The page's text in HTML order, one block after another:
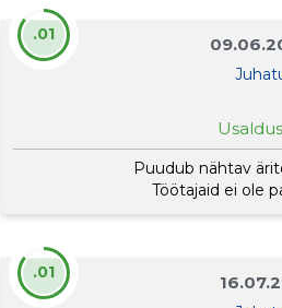
Puudub nähtav
Töötajaid ei ole
.01
.01